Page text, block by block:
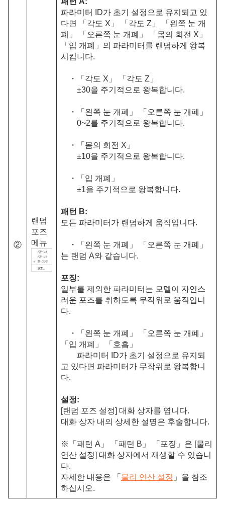
②
랜덤
포즈
메뉴
파라미터 ID가 초기 설정으로 유지되고 있
다면 「각도 X」 「각도 Z」 「왼쪽 눈 개
폐」 「오른쪽 눈 개폐」 「몸의 회전 X」
「입 개폐」의 파라미터를 랜덤하게 왕복
시킵니다.
・「각도 X」 「각도 Z」
±30을 주기적으로 왕복합니다.
・「왼쪽 눈 개폐」 「오른쪽 눈 개폐」
0~2를 주기적으로 왕복합니다.
・「몸의 회전 X」
±10을 주기적으로 왕복합니다.
・「입 개폐」
±1을 주기적으로 왕복합니다.
패턴 B:
모든 파라미터가 랜덤하게 움직입니다.
・「왼쪽 눈 개폐」 「오른쪽 눈 개폐」
는 랜덤 A와 같습니다.
포징:
일부를 제외한 파라미터는 모델이 자연스
러운 포즈를 취하도록 무작위로 움직입니
다.
・「왼쪽 눈 개폐」 「오른쪽 눈 개폐」
「입 개폐」 「호흡」
파라미터 ID가 초기 설정으로 유지되
고 있다면 파라미터가 무작위로 왕복합니
다.
설정:
[랜덤 포즈 설정] 대화 상자를 엽니다.
대화 상자 내의 상세한 설명은 후술합니다.
※「패턴 A」 「패턴 B」 「포징」은 [물리
연산 설정] 대화 상자에서 재생할 수 있습니
다.
자세한 내용은 「 물리 연산 설정 」을 참조
하십시오.